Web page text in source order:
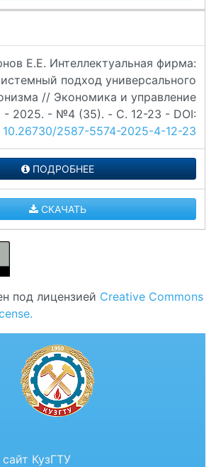
Е.Е. Интеллектуальная фирма:
подход универсального
// Экономика и управление
- 2025. - №4 (35). - C. 12-23 - DOI:
10.26730/2587-5574-2025-4-12-23
ПОДРОБНЕЕ
СКАЧАТЬ
под лицензией Creative Commons
КузГТУ